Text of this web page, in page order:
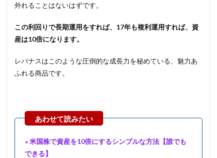
外れることはないはずです。
この利回りで長期運用をすれば、17年も複利運用すれば、資
産は10倍になります。
レバナスはこのような圧倒的な成長力を秘めている、魅力あ
ふれる商品です。
» 米国株で資産を10倍にするシンプルな方法【誰でも
できる】